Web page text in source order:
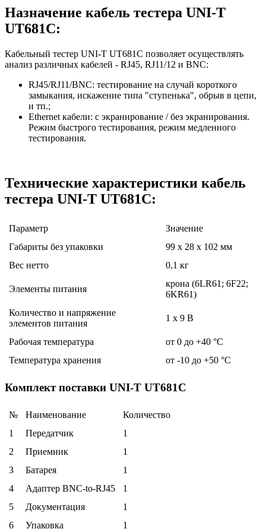
Назначение кабель тестера UNI-T
UT681C:
Кабельный тестер UNI-T UT681C позволяет осуществлять
анализ различных кабелей - RJ45, RJ11/12 и BNC:
RJ45/RJ11/BNC: тестирование на случай короткого
замыкания, искажение типа "ступенька", обрыв в цепи,
и тп.;
Ethernet кабели: с экранирование / без экранирования.
Режим быстрого тестирования, режим медленного
тестирования.
Технические характеристики кабель
тестера UNI-T UT681C:
Параметр
Значение
Габариты без упаковки
99 x 28 x 102 мм
Вес нетто
0,1 кг
Элементы питания
крона (6LR61; 6F22;
6KR61)
Количество и напряжение
элементов питания
1 х 9 B
Рабочая температура
от 0 до +40 °С
Температура хранения
от -10 до +50 °С
Комплект поставки UNI-T UT681C
№ Наименование
Количество
1
Передатчик
1
2
Приемник
1
3
Батарея
1
4
Адаптер BNC-to-RJ45
1
5
Документация
1
6
Упаковка 1